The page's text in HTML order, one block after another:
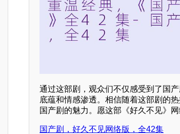
通过这部剧，观众们不仅感受到了国
底蕴和情感渗透。相信随着这部剧的
国产剧的魅力。愿这部《好久不见》
国产剧，好久不见网络版，全42集